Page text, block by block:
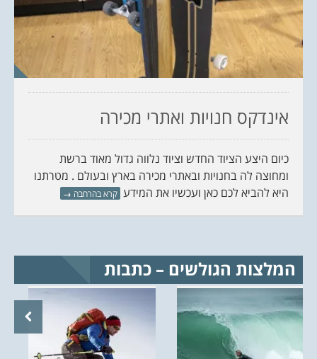
אינדקס חנויות ואתרי מכירה
כיום היצע הציוד החדש וציוד נלווה גדול מאוד ברשת
ומחוצה לה בחנויות ובאתרי מכירה בארץ ובעולם . מטרתנו
היא להביא לכם כאן ועכשיו את המידע קרא בהרחבה →
המלצות הגולשים – כתבות